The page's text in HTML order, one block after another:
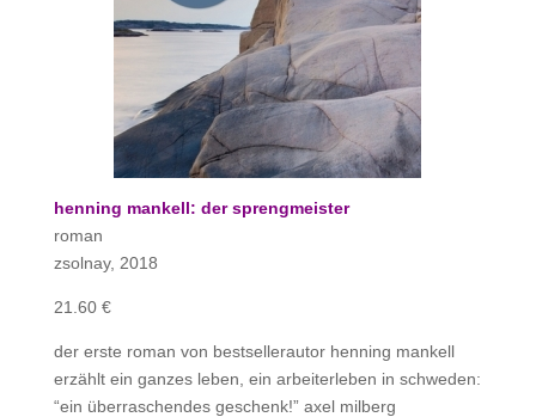
henning mankell: der sprengmeister
roman
zsolnay, 2018
21.60 €
der erste roman von bestsellerautor henning mankell
erzählt ein ganzes leben, ein arbeiterleben in schweden:
“ein überraschendes geschenk!” axel milberg